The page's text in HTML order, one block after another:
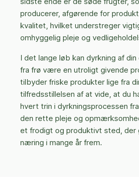
producerer, afgørende for
kvalitet, hvilket understreger
omhyggelig pleje og
I det lange løb kan dyrkning af
fra frø være en utroligt givende
tilbyder friske produkter lige fra
tilfredsstillelsen af at vide, at du
hvert trin i dyrkningsprocessen
den rette pleje og
et frodigt og produktivt sted, der
næring i mange år frem.